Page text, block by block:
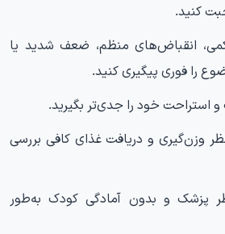
کنید.
انقباض‌های منظم، ضعف شدید یا
را فوری پیگیری کنید.
استراحت خود را جدی‌تر بگیرید.
وزن‌گیری و دریافت غذای کافی بررسی
پزشک و بدون آمادگی کودک به‌طور